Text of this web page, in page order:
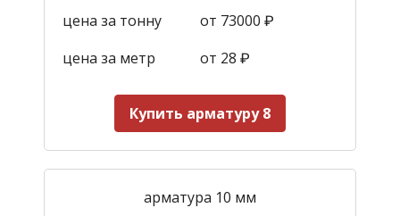
цена за тонну
от 73000 ₽
цена за метр
от 28 ₽
Купить арматуру 8
арматура 10 мм